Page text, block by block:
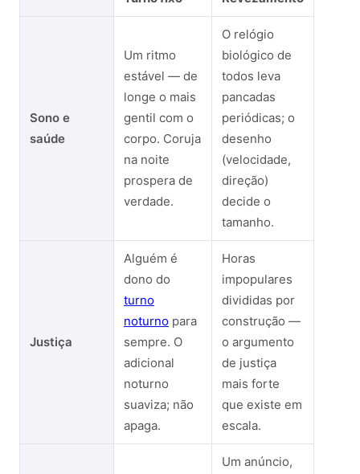
Sono e
saúde
Um ritmo
estável — de
longe o mais
gentil com o
corpo. Coruja
na noite
prospera de
verdade.
O relógio
biológico de
todos leva
pancadas
periódicas; o
desenho
(velocidade,
direção)
decide o
tamanho.
Justiça
Alguém é
dono do
turno
noturno para
sempre. O
adicional
noturno
suaviza; não
apaga.
Horas
impopulares
divididas por
construção —
o argumento
de justiça
mais forte
que existe em
escala.
Um anúncio,